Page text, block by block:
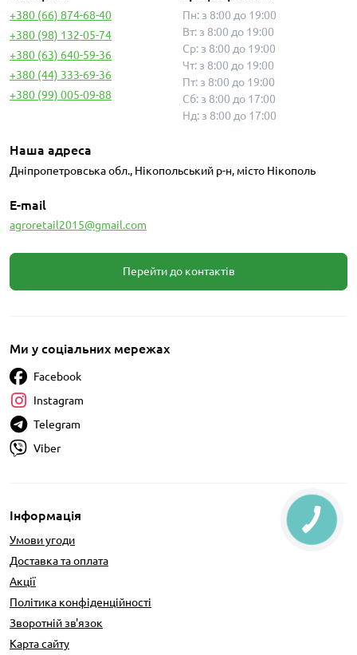
+380 (66) 874-68-40
+380 (98) 132-05-74
+380 (63) 640-59-36
+380 (44) 333-69-36
+380 (99) 005-09-88
Пн: з 8:00 до 19:00
Вт: з 8:00 до 19:00
Ср: з 8:00 до 19:00
Чт: з 8:00 до 19:00
Пт: з 8:00 до 19:00
Сб: з 8:00 до 17:00
Нд: з 8:00 до 17:00
Наша адреса
Дніпропетровська обл., Нікопольський р-н, місто Нікополь
E-mail
agroretail2015@gmail.com
Перейти до контактів
Інформація
Умови угоди
Доставка та оплата
Акції
Політика конфіденційності
Зворотній зв'язок
Карта сайту
Ми у соціальних мережах
Facebook
Instagram
Telegram
Viber